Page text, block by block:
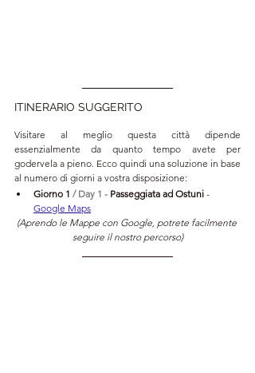
ITINERARIO SUGGERITO
Visitare al meglio questa città dipende
essenzialmente da quanto tempo avete per
godervela a pieno. Ecco quindi una soluzione in base
al numero di giorni a vostra disposizione:
Giorno 1 / Day 1 - Passeggiata ad Ostuni -
Google Maps
(Aprendo le Mappe con Google, potrete facilmente
seguire il nostro percorso)